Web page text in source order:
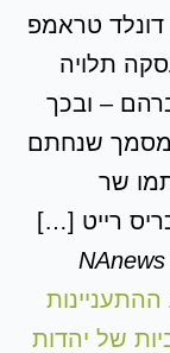
דונלד טראמפ
תלויה
– ובכך
שנחתם
22 ביולי 2026 חתמו שר
רייט […]
של יהדות